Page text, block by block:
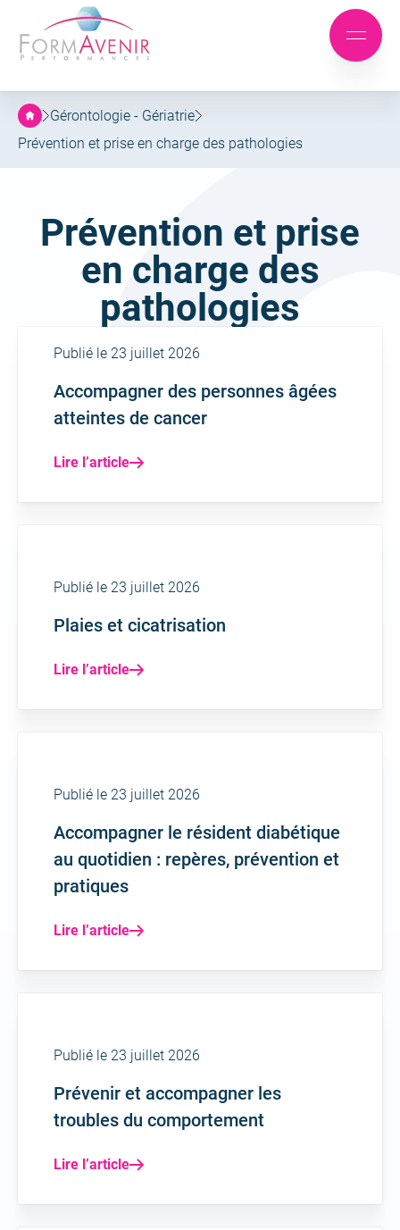
Aller
au
menu
Aller
au
contenu
Formavenir
Performances
Mobile
menu
Gérontologie - Gériatrie
Prévention et prise en charge des pathologies
Famille :
Prévention et prise
en charge des
pathologies
Publié le 23 juillet 2026
Accompagner des personnes âgées
atteintes de cancer
Lire l’article
Publié le 23 juillet 2026
Plaies et cicatrisation
Lire l’article
Publié le 23 juillet 2026
Accompagner le résident diabétique
au quotidien : repères, prévention et
pratiques
Lire l’article
Publié le 23 juillet 2026
Prévenir et accompagner les
troubles du comportement
Lire l’article